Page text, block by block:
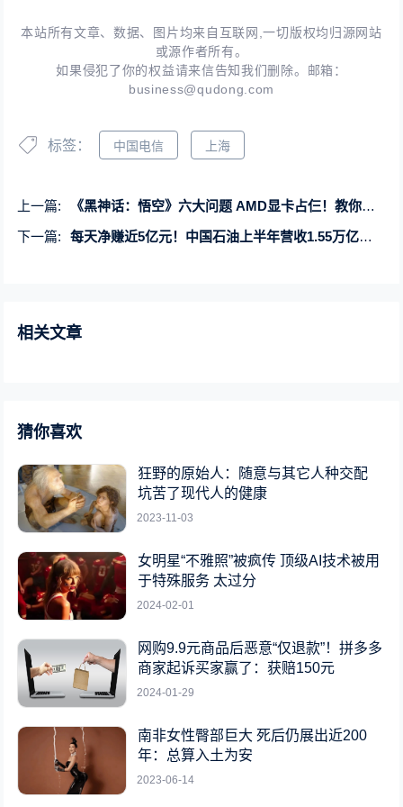
本站所有文章、数据、图片均来自互联网,一切版权均归源网站
或源作者所有。
如果侵犯了你的权益请来信告知我们删除。邮箱：
business@qudong.com
标签： 中国电信 上海
上一篇:
《黑神话：悟空》六大问题 AMD显卡占仨！教你一一搞定
下一篇:
每天净赚近5亿元！中国石油上半年营收1.55万亿元：净利润886.1亿
相关文章
猜你喜欢
狂野的原始人：随意与其它人种交配
坑苦了现代人的健康
2023-11-03
女明星“不雅照”被疯传 顶级AI技术被用
于特殊服务 太过分
2024-02-01
网购9.9元商品后恶意“仅退款”！拼多多
商家起诉买家赢了：获赔150元
2024-01-29
南非女性臀部巨大 死后仍展出近200
年：总算入土为安
2023-06-14